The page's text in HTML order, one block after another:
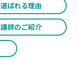
選ばれる理由
講師のご紹介